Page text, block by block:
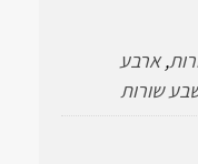
,ארבע
שורות